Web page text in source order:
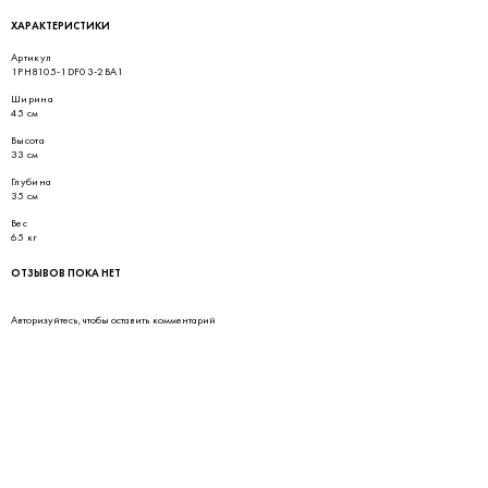
ХАРАКТЕРИСТИКИ
Артикул
1PH8105-1DF03-2BA1
Ширина
45 см
Высота
33 см
Глубина
35 см
Вес
65 кг
ОТЗЫВОВ ПОКА НЕТ
Авторизуйтесь, чтобы оставить комментарий